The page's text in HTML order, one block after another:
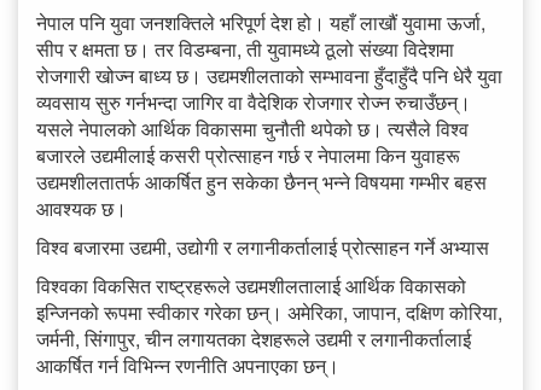
नेपाल पनि युवा जनशक्तिले भरिपूर्ण देश हो। यहाँ लाखौं युवामा ऊर्जा,
सीप र क्षमता छ। तर विडम्बना, ती युवामध्ये ठूलो संख्या विदेशमा
रोजगारी खोज्न बाध्य छ। उद्यमशीलताको सम्भावना हुँदाहुँदै पनि धेरै युवा
व्यवसाय सुरु गर्नभन्दा जागिर वा वैदेशिक रोजगार रोज्न रुचाउँछन्।
यसले नेपालको आर्थिक विकासमा चुनौती थपेको छ। त्यसैले विश्व
बजारले उद्यमीलाई कसरी प्रोत्साहन गर्छ र नेपालमा किन युवाहरू
उद्यमशीलतातर्फ आकर्षित हुन सकेका छैनन् भन्ने विषयमा गम्भीर बहस
आवश्यक छ।
विश्व बजारमा उद्यमी, उद्योगी र लगानीकर्तालाई प्रोत्साहन गर्ने अभ्यास
विश्वका विकसित राष्ट्रहरूले उद्यमशीलतालाई आर्थिक विकासको
इन्जिनको रूपमा स्वीकार गरेका छन्। अमेरिका, जापान, दक्षिण कोरिया,
जर्मनी, सिंगापुर, चीन लगायतका देशहरूले उद्यमी र लगानीकर्तालाई
आकर्षित गर्न विभिन्न रणनीति अपनाएका छन्।